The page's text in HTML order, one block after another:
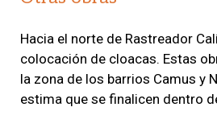
Hacia el norte de Rastreador
colocación de cloacas. Estas
la zona de los barrios Camus y
estima que se finalicen dentro